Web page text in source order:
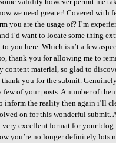
we need greater! Covered with
you are the usage of? I’m
i’d want to locate some thing
to you here. Which isn’t a few
thank you for allowing me to
material, so glad to
you for the submit.
of your posts. A number of
the reality then again i’ll
on for this wonderful
excellent format for your
you’re no longer definitely lots